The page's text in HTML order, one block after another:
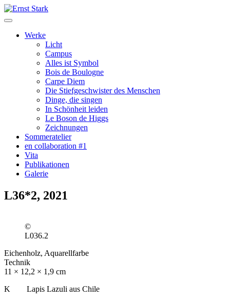
Werke
Licht
Campus
Alles ist Symbol
Bois de Boulogne
Carpe Diem
Die Stiefgeschwister des Menschen
Dinge, die singen
In Schönheit leiden
Le Boson de Higgs
Zeichnungen
Sommeratelier
en collaboration #1
Vita
Publikationen
Galerie
L36*2, 2021
©
L036.2
Eichenholz, Aquarellfarbe
Technik
11 × 12,2 × 1,9 cm
K Lapis Lazuli aus Chile